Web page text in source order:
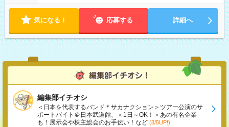
気になる！ 応募する 詳細へ
編集部イチオシ
＜日本を代表するバンド＊サカナクション＞ツアー公演のサ
ポートバイト＠日本武道館、＜1日～OK！＞あの有名企業
も！展示会や株主総会のお手伝い！など (8/5UP!)